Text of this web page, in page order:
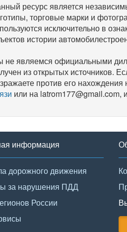
ресурс является
торговые марки и
исключительно в
истории
являемся официальными
из открытых источников.
против его
или на latrom177@gmail.com,
информация
дорожного движения
за нарушения ПДД
России